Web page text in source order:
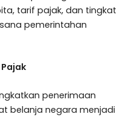
tarif pajak, dan tingkat
pemerintahan
penerimaan
belanja negara menjadi